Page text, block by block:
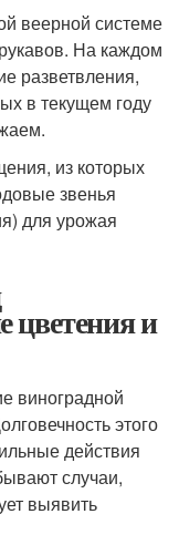
веерной системе
На каждом
разветвления,
в текущем году
из которых
звенья
для урожая
цветения и
виноградной
этого
действия
случаи,
выявить